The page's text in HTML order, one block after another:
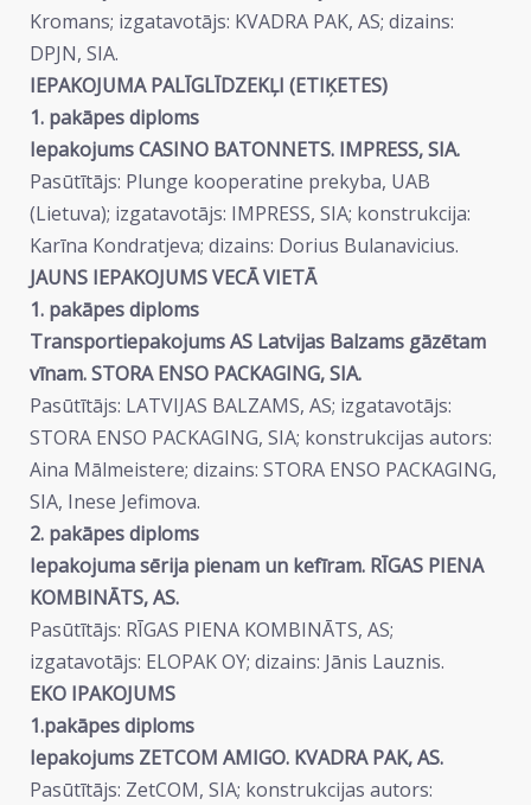
Kromans; izgatavotājs: KVADRA PAK, AS; dizains:
DPJN, SIA.
IEPAKOJUMA PALĪGLĪDZEKĻI (ETIĶETES)
1. pakāpes diploms
Iepakojums CASINO BATONNETS. IMPRESS, SIA.
Pasūtītājs: Plunge kooperatine prekyba, UAB
(Lietuva); izgatavotājs: IMPRESS, SIA; konstrukcija:
Karīna Kondratjeva; dizains: Dorius Bulanavicius.
JAUNS IEPAKOJUMS VECĀ VIETĀ
1. pakāpes diploms
Transportiepakojums AS Latvijas Balzams gāzētam
vīnam. STORA ENSO PACKAGING, SIA.
Pasūtītājs: LATVIJAS BALZAMS, AS; izgatavotājs:
STORA ENSO PACKAGING, SIA; konstrukcijas autors:
Aina Mālmeistere; dizains: STORA ENSO PACKAGING,
SIA, Inese Jefimova.
2. pakāpes diploms
Iepakojuma sērija pienam un kefīram. RĪGAS PIENA
KOMBINĀTS, AS.
Pasūtītājs: RĪGAS PIENA KOMBINĀTS, AS;
izgatavotājs: ELOPAK OY; dizains: Jānis Lauznis.
EKO IPAKOJUMS
1.pakāpes diploms
Iepakojums ZETCOM AMIGO. KVADRA PAK, AS.
Pasūtītājs: ZetCOM, SIA; konstrukcijas autors: